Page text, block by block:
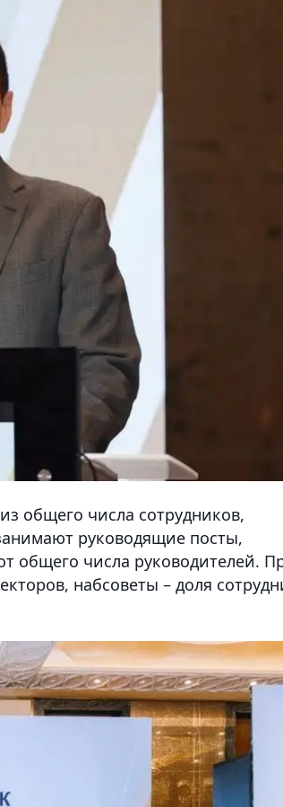
общего числа сотрудников,
руководящие посты,
общего числа руководителей.
набсоветы – доля